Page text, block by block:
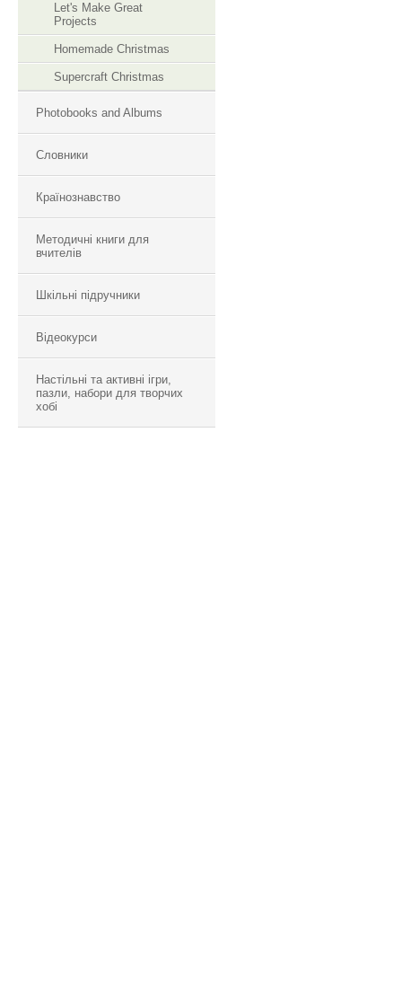
Let's Make Great
Projects
Homemade Christmas
Supercraft Christmas
Photobooks and Albums
Словники
Країнознавство
Методичні книги для
вчителів
Шкільні підручники
Відеокурси
Настільні та активні ігри,
пазли, набори для творчих
хобі